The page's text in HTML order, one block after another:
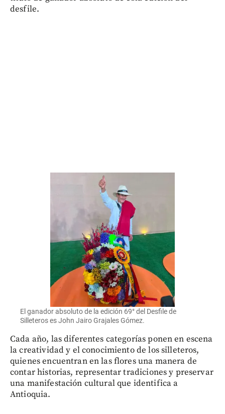
desfile.
El ganador absoluto de la edición 69° del Desfile de
Silleteros es John Jairo Grajales Gómez.
Cada año, las diferentes categorías ponen en escena
la creatividad y el conocimiento de los silleteros,
quienes encuentran en las flores una manera de
contar historias, representar tradiciones y preservar
una manifestación cultural que identifica a
Antioquia.